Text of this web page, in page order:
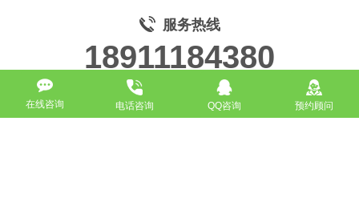
服务热线
18911184380
在线咨询 电话咨询 QQ咨询 预约顾问